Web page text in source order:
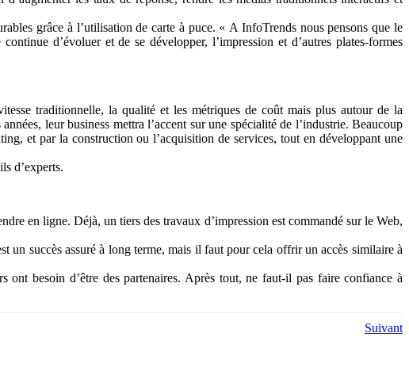
grâce à l’utilisation de carte à puce. « A InfoTrends nous pensons que le
d’évoluer et de se développer, l’impression et d’autres plates-formes
traditionnelle, la qualité et les métriques de coût mais plus autour de la
leur business mettra l’accent sur une spécialité de l’industrie. Beaucoup
et par la construction ou l’acquisition de services, tout en développant une
d’experts.
en ligne. Déjà, un tiers des travaux d’impression est commandé sur le Web,
un succès assuré à long terme, mais il faut pour cela offrir un accès similaire à
besoin d’être des partenaires. Après tout, ne faut-il pas faire confiance à
Suivant